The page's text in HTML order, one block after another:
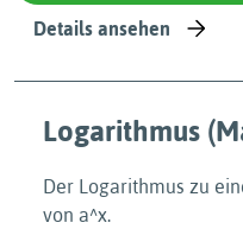
Details ansehen
Logarithmus
Der Logarithmus zu
von a^x.